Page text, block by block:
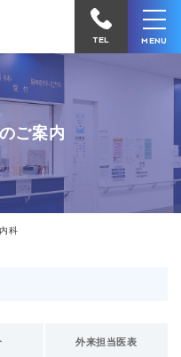
合
病
電
る
TEL MENU
ご案内
科
外来担当医表